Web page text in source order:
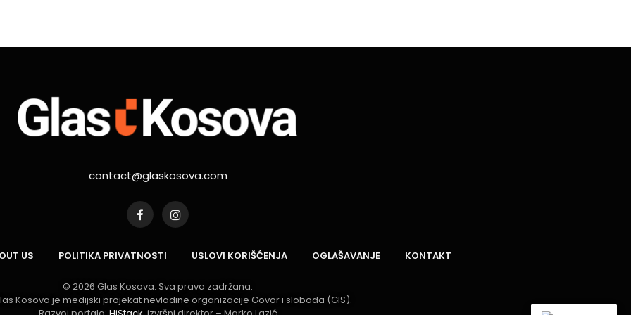
contact@glaskosova.com
FacebookInstagram
US POLITIKA PRIVATNOSTI USLOVI KORIŠĆENJA OGLAŠAVANJE KONTAKT
© 2026 Glas Kosova. Sva prava zadržana.
Kosova je medijski projekat nevladine organizacije Govor i sloboda (GIS).